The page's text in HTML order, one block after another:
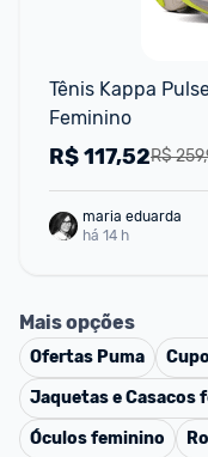
Tênis Kappa
Feminino
R$
R$117,52
maria eduarda
há 14 h
Mais opções
Ofertas Puma
Jaquetas e Casacos
Óculos feminino